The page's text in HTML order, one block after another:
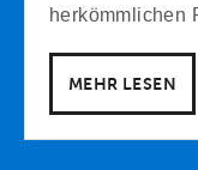
herkömmlichen
MEHR LESEN